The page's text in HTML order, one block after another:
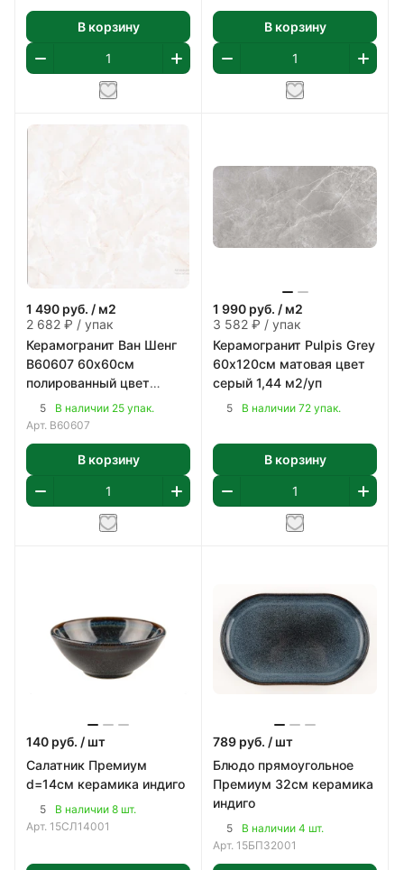
В корзину В корзину
1 490 руб. / м2
2 682 ₽ / упак
Керамогранит Ван Шенг
В60607 60х60см
полированный цвет
бежево-коричневый 1,8
м2/уп
5
В наличии 25 упак.
Арт. В60607
В корзину
1 990 руб. / м2
3 582 ₽ / упак
Керамогранит Pulpis Grey
60х120см матовая цвет
серый 1,44 м2/уп
5 В наличии 72 упак.
В корзину
140 руб. / шт
Салатник Премиум
d=14см керамика индиго
5
В наличии 8 шт.
Арт. 15СЛ14001
789 руб. / шт
Блюдо прямоугольное
Премиум 32см керамика
индиго
5
В наличии 4 шт.
Арт. 15БП32001